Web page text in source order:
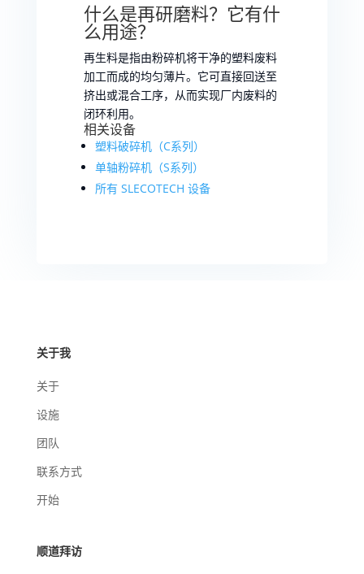
什么是再研磨料？它有什
么用途？
再生料是指由粉碎机将干净的塑料废料
加工而成的均匀薄片。它可直接回送至
挤出或混合工序，从而实现厂内废料的
闭环利用。
相关设备
塑料破碎机（C系列）
单轴粉碎机（S系列）
所有 SLECOTECH 设备
关于我
关于
设施
团队
联系方式
开始
顺道拜访